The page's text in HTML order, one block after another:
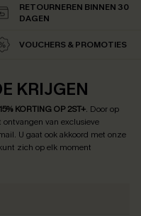
RETOURNEREN BINNEN 30
DAGEN
VOUCHERS & PROMOTIES
KRIJGEN
KORTING OP 2ST+. Door op
van exclusieve
U gaat ook akkoord met onze
zich op elk moment